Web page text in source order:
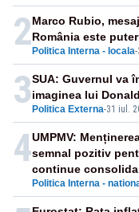
2 Politica Interna - locala-
Marco Rubio,
România este
3 Politica Externa-31 iul.
SUA: Guvernul va
imaginea lui
4
Politica Interna -
UMPMV:
semnal pozitiv
continue
financiare